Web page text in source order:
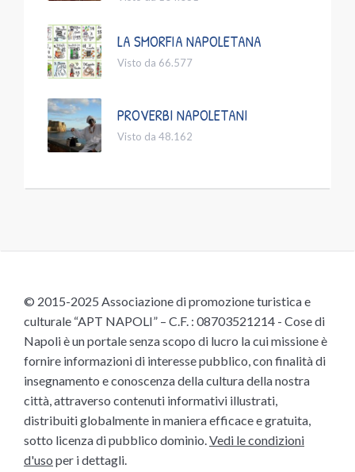
LA SMORFIA NAPOLETANA
Visto da 66.577
PROVERBI NAPOLETANI
Visto da 48.162
© 2015-2025 Associazione di promozione turistica e
culturale “APT NAPOLI” – C.F. : 08703521214 - Cose di
Napoli è un portale senza scopo di lucro la cui missione è
fornire informazioni di interesse pubblico, con finalità di
insegnamento e conoscenza della cultura della nostra
città, attraverso contenuti informativi illustrati,
distribuiti globalmente in maniera efficace e gratuita,
sotto licenza di pubblico dominio.Vedi le condizioni
d'uso per i dettagli.